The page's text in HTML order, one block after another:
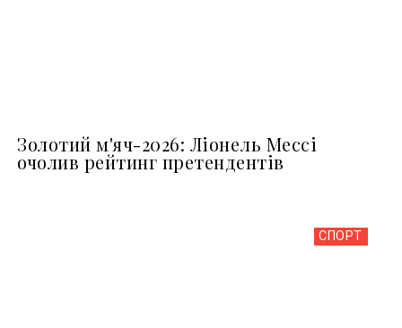
Золотий м'яч-2026: Ліонель Мессі
очолив рейтинг претендентів
СПОРТ